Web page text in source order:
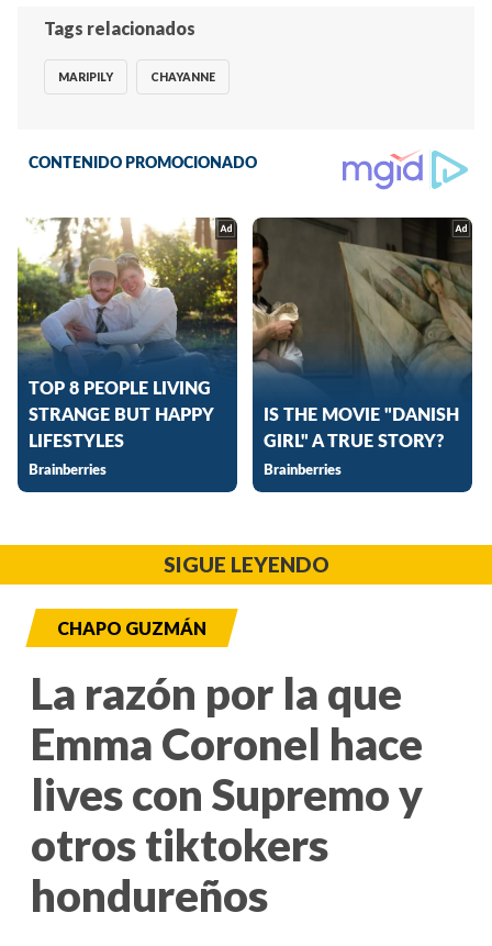
Tags relacionados
MARIPILY CHAYANNE
SIGUE LEYENDO
CHAPO GUZMÁN
La razón por la que
Emma Coronel hace
lives con Supremo y
otros tiktokers
hondureños